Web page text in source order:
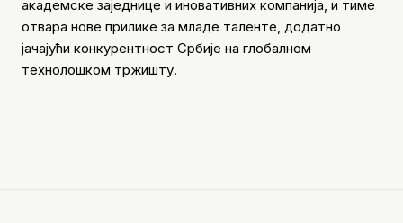
академске заједнице и иновативних компанија, и тиме
отвара нове прилике за младе таленте, додатно
јачајући конкурентност Србије на глобалном
технолошком тржишту.